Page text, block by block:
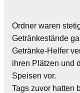
Ordner waren
Getränkestände
Getränke-Helfer
ihren Plätzen und
Speisen vor.
Tags zuvor hatten